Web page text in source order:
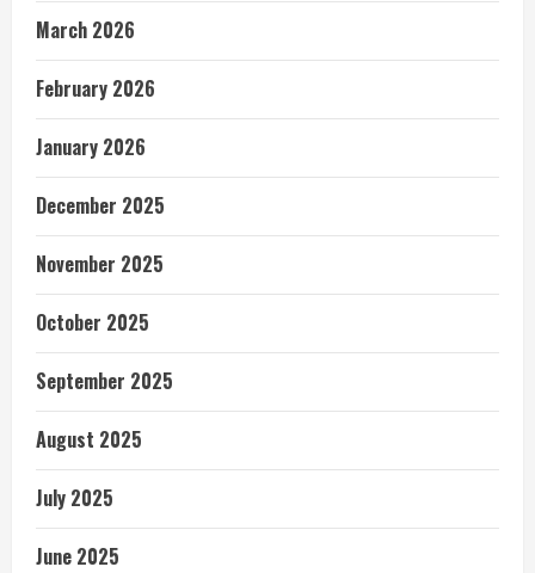
March 2026
February 2026
January 2026
December 2025
November 2025
October 2025
September 2025
August 2025
July 2025
June 2025